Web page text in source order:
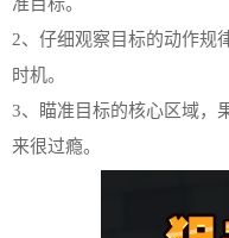
2、仔细观察目标的动作规
时机。
3、瞄准目标的核心区域，
来很过瘾。